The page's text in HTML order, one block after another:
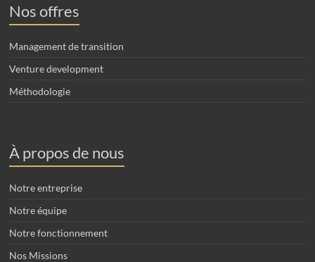
Nos offres
Management de transition
Venture development
Méthodologie
À propos de nous
Notre entreprise
Notre équipe
Notre fonctionnement
Nos Missions